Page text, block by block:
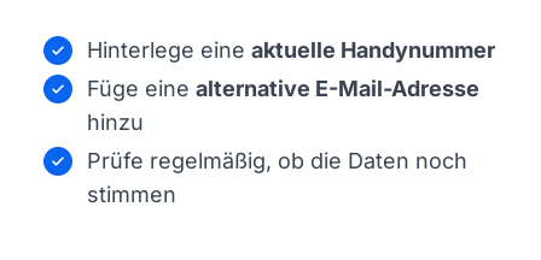
Hinterlege eine aktuelle Handynummer
Füge eine alternative E-Mail-Adresse
hinzu
Prüfe regelmäßig, ob die Daten noch
stimmen